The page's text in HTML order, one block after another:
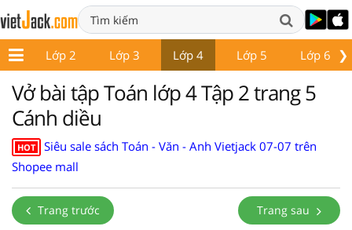
❯
1 Lớp 2 Lớp 3 Lớp 4 Lớp 5 Lớp 6
Vở bài tập Toán lớp 4 Tập 2 trang 5
Cánh diều
HOT
Siêu sale sách Toán - Văn - Anh Vietjack 07-07 trên
Shopee mall
Trang trước Trang sau